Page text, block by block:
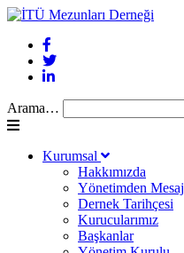
Arama…
Kurumsal
Hakkımızda
Yönetimden Mesaj
Dernek Tarihçesi
Kurucularımız
Başkanlar